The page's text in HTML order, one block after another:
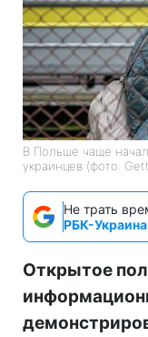
В Польше чаще
украинцев (фото:
Не трать
РБК-
Открытое